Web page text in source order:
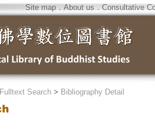
Site map．About us ． Consultative
Fulltext Search > Bibliography Detail